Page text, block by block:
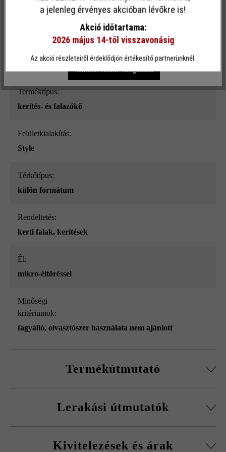
Felületi struktúra:
gránitszürke árnyalt_ModulusPur
Terméktípus:
kerítés- és falazókő
Felületkialakítás:
Style
Térkőtípus:
külön formátum
Rendeltetés:
kerti falak, kerítések
él:
mikro-éltöréssel
Minőségi
kritériumok:
fagyálló, olvasztószer használata nem ajánlott
Termékútmutató
kövekkel, sarokkő-szettel és fedőlapokkal.
Falakhoz és kerítésekhez, valamint előfalazáshoz
Lerakási útmutatók
kitöltőbeton javasolt betonminőségét.
Kivitelezések és árak
Ez a webhely cookie-kat használ, hogy a lehető legjobb
funkcionalitást kínálja Önnek...További információ
Egyéni beállítások Csak funkcionális cookie elfogadása
Minden cookie elfogadása
a jelenleg érvényes akcióban lévőkre is!
Akció időtartama:
2026 május 14-től visszavonásig
Az akció részleteiről érdeklődjön értékesítő partnerünknél.